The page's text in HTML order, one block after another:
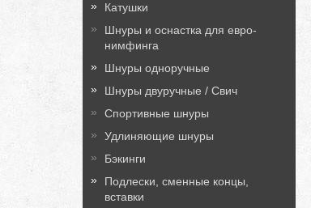
Катушки
Шнуры и оснастка для евро-
нимфинга
Шнуры одноручные
Шнуры двуручные / Свич
Спортивные шнуры
Удлиняющие шнуры
Бэкинги
Подлески, сменные концы,
вставки